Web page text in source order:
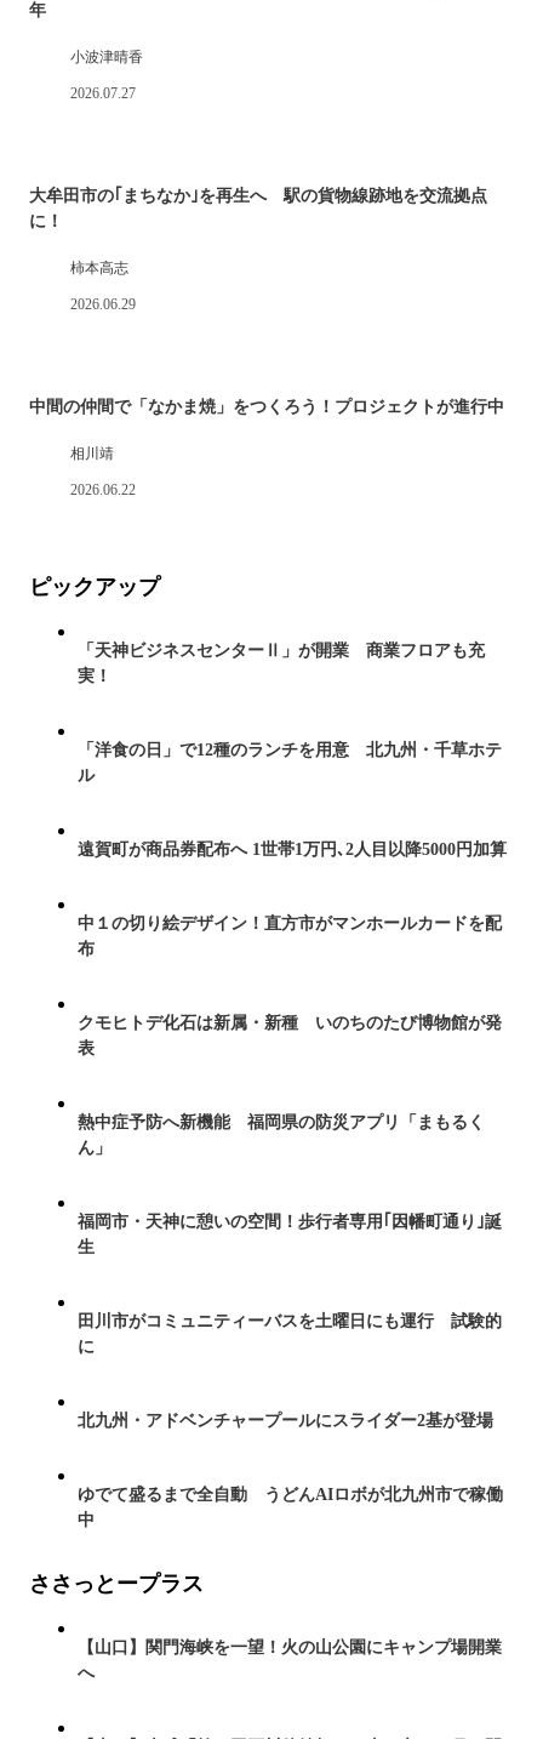
年
小波津晴香
2026.07.27
大牟田市の｢まちなか｣を再生へ 駅の貨物線跡地を交流拠点
に！
柿本高志
2026.06.29
中間の仲間で「なかま焼」をつくろう！プロジェクトが進行中
相川靖
2026.06.22
ピックアップ
「天神ビジネスセンターⅡ」が開業 商業フロアも充
実！
「洋食の日」で12種のランチを用意 北九州・千草ホテ
ル
遠賀町が商品券配布へ 1世帯1万円､2人目以降5000円加算
中１の切り絵デザイン！直方市がマンホールカードを配
布
クモヒトデ化石は新属・新種 いのちのたび博物館が発
表
熱中症予防へ新機能 福岡県の防災アプリ「まもるく
ん」
福岡市・天神に憩いの空間！歩行者専用｢因幡町通り｣誕
生
田川市がコミュニティーバスを土曜日にも運行 試験的
に
北九州・アドベンチャープールにスライダー2基が登場
ゆでて盛るまで全自動 うどんAIロボが北九州市で稼働
中
ささっとープラス
【山口】関門海峡を一望！火の山公園にキャンプ場開業
へ